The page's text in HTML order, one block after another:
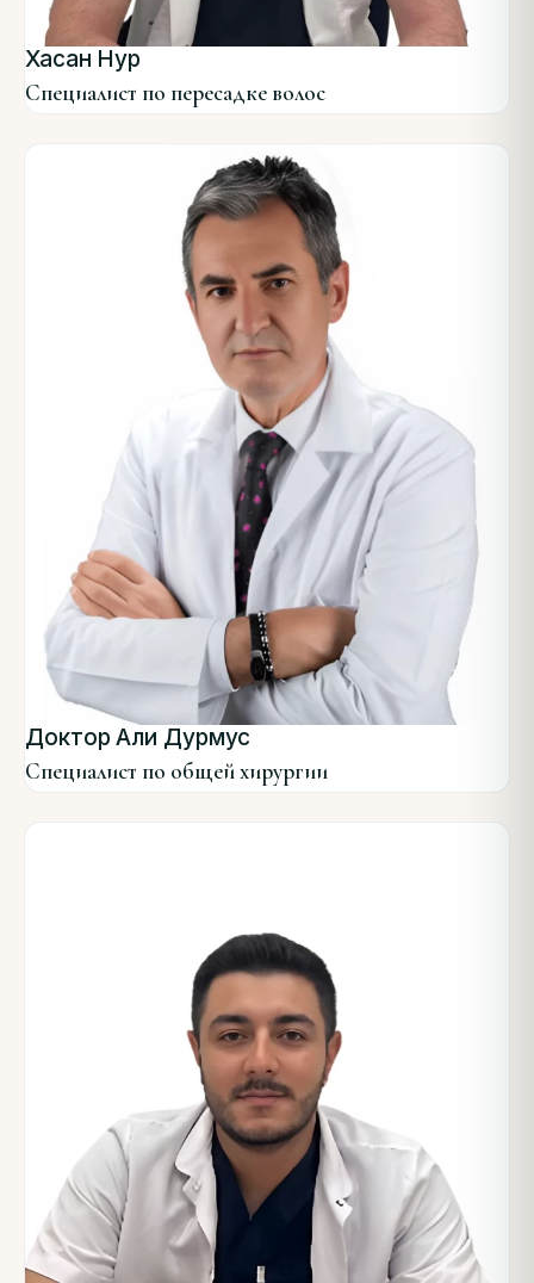
Хасан Нур
Специалист по пересадке волос
Доктор Али Дурмус
Специалист по общей хирургии